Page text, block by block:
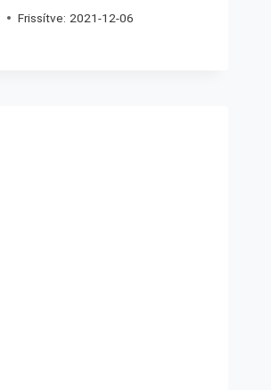
Frissítve: 2021-12-06